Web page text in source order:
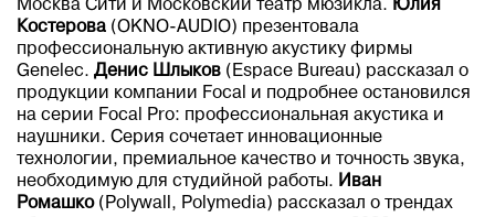
Москва Сити и Московский театр мюзикла. Юлия
Костерова (OKNO-AUDIO) презентовала
профессиональную активную акустику фирмы
Genelec. Денис Шлыков (Espace Bureau) рассказал о
продукции компании Focal и подробнее остановился
на серии Focal Pro: профессиональная акустика и
наушники. Серия сочетает инновационные
технологии, премиальное качество и точность звука,
необходимую для студийной работы. Иван
Ромашко(Polywall, Polymedia) рассказал о трендах